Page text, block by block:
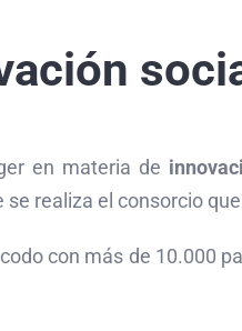
en materia de
realiza el consorcio
con más de 10.000